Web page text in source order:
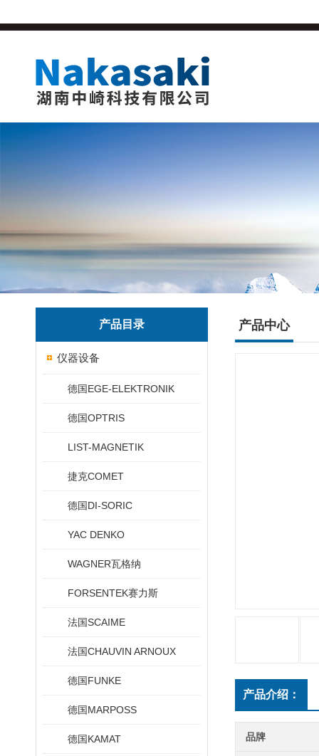
产品目录
仪器设备
德国EGE-ELEKTRONIK
德国OPTRIS
LIST-MAGNETIK
捷克COMET
德国DI-SORIC
YAC DENKO
WAGNER瓦格纳
FORSENTEK赛力斯
法国SCAIME
法国CHAUVIN ARNOUX
德国FUNKE
德国MARPOSS
德国KAMAT
产品中心
产品介绍：
品牌